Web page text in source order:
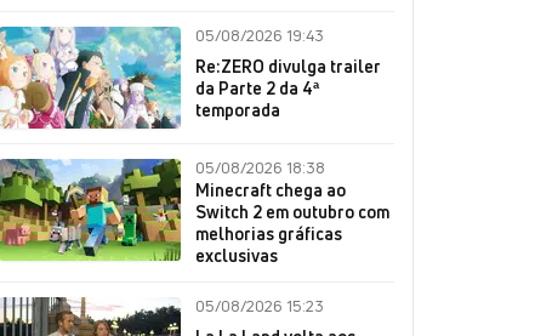
05/08/2026 19:43
Re:ZERO divulga trailer
da Parte 2 da 4ª
temporada
05/08/2026 18:38
Minecraft chega ao
Switch 2 em outubro com
melhorias gráficas
exclusivas
05/08/2026 15:23